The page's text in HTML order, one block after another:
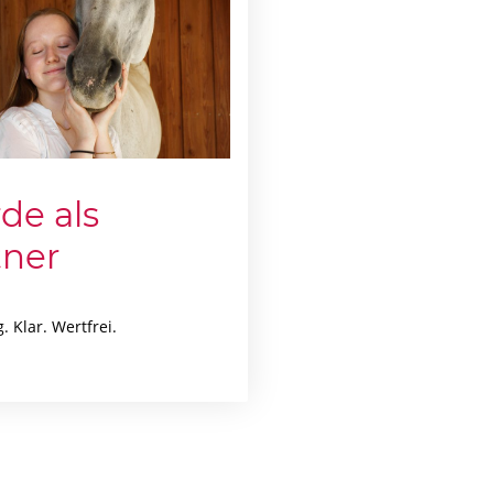
als
Klar. Wertfrei.